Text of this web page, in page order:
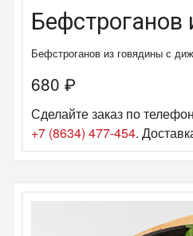
Бефстроганов
Бефстроганов из говядины с
680 ₽
Сделайте заказ по
+7 (8634) 477-454.